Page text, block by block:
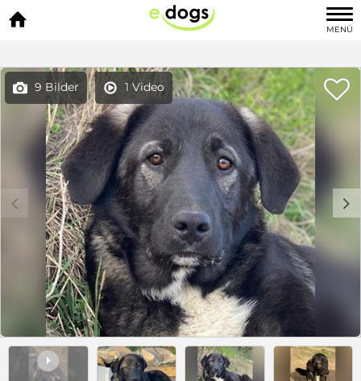

MENÜ
 9 Bilder  1 Video 
c d
